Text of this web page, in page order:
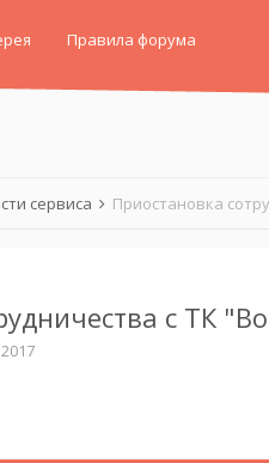
Правила форума
сервиса Приостановка
с ТК